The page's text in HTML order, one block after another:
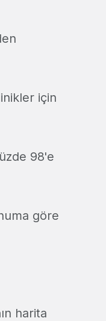
için
98'e
göre
harita